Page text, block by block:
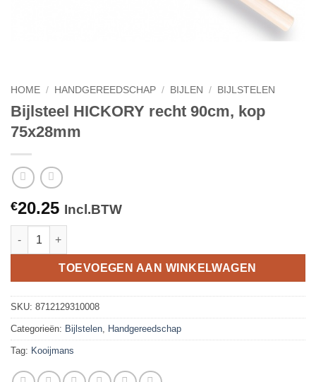
HOME / HANDGEREEDSCHAP / BIJLEN / BIJLSTELEN
Bijlsteel HICKORY recht 90cm, kop
75x28mm
€20.25 Incl.BTW
Bijlsteel HICKORY recht 90cm, kop 75x28mm aantal
TOEVOEGEN AAN WINKELWAGEN
SKU: 8712129310008
Categorieën: Bijlstelen, Handgereedschap
Tag: Kooijmans